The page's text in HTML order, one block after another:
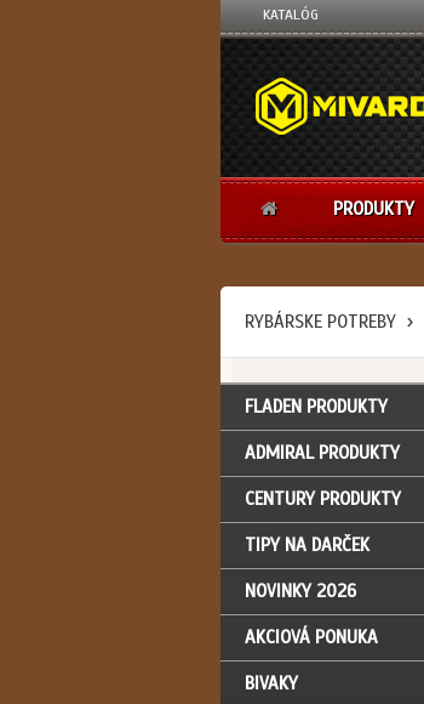
KATALÓG
PRODUKTY
RYBÁRSKE POTREBY
FLADEN PRODUKTY
ADMIRAL PRODUKTY
CENTURY PRODUKTY
TIPY NA DARČEK
NOVINKY 2026
AKCIOVÁ PONUKA
BIVAKY